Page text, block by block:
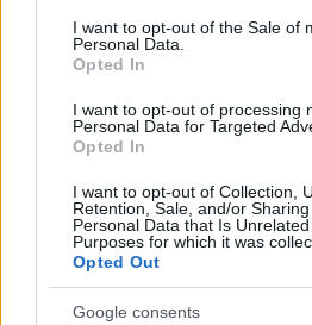
consent section.
I want to opt-out of the Sale of
Personal Data.
Opted In
I want to opt-out of processing
Personal Data for Targeted
Opted In
I want to opt-out of Collection,
Retention, Sale, and/or
Personal Data that Is
Purposes for which it was
Opted Out
Google consents
pelenkás gyermeket fogadni?
szabályokat kötelező betartani a
helyiségben? Mi a helyzet az
gyermekekkel, akiknél
hogy a szobatisztasági gondok